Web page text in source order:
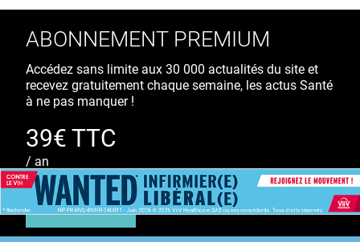
ABONNEMENT PREMIUM
Accédez sans limite aux 30 000 actualités du site et
recevez gratuitement chaque semaine, les actus Santé
à ne pas manquer !
39€ TTC
/ an
S'ABONNER